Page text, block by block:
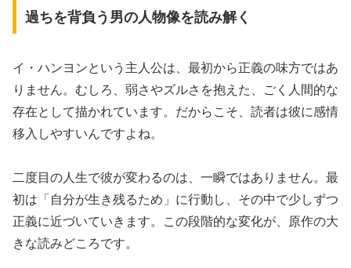
過ちを背負う男の人物像を読み解く
イ・ハンヨンという主人公は、最初から正義の味方ではあ
りません。むしろ、弱さやズルさを抱えた、ごく人間的な
存在として描かれています。だからこそ、読者は彼に感情
移入しやすいんですよね。
二度目の人生で彼が変わるのは、一瞬ではありません。最
初は「自分が生き残るため」に行動し、その中で少しずつ
正義に近づいていきます。この段階的な変化が、原作の大
きな読みどころです。